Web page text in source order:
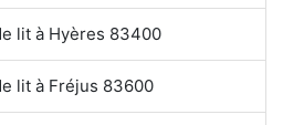
lit à Hyères 83400
lit à Fréjus 83600